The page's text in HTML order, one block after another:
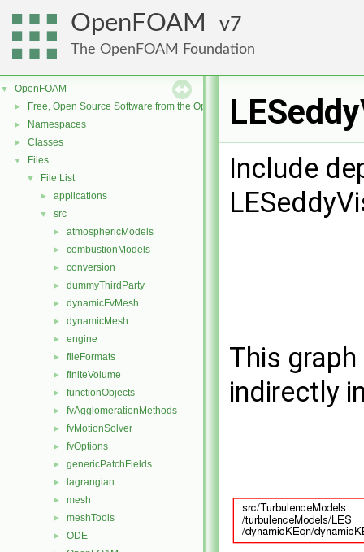
OpenFOAM 7
The OpenFOAM Foundation
▼ OpenFOAM
► Free, Open Source Software from the OpenFOAM Foundation
► Namespaces
► Classes
▼ Files
▼ File List
► applications
▼ src
► atmosphericModels
► combustionModels
► conversion
► dummyThirdParty
► dynamicFvMesh
► dynamicMesh
► engine
► fileFormats
► finiteVolume
► functionObjects
► fvAgglomerationMethods
► fvMotionSolver
► fvOptions
► genericPatchFields
► lagrangian
► mesh
► meshTools
► ODE
Include
This
indirectly